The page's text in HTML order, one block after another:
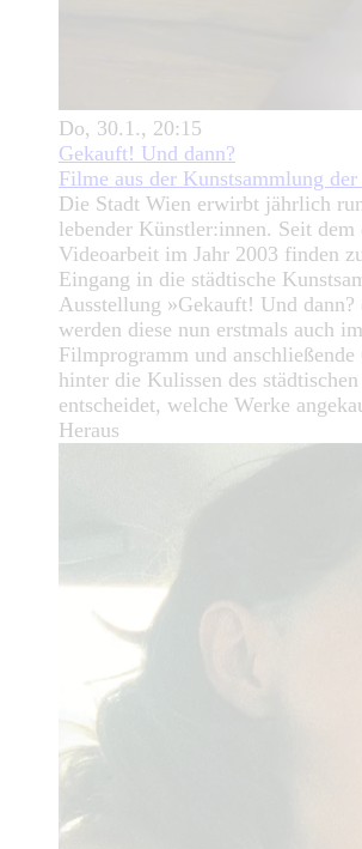
Do, 30.1., 20:15
Gekauft! Und dann?
Filme aus der Kunstsammlung
Die Stadt Wien erwirbt jährlich
lebender Künstler:innen. Seit
Videoarbeit im Jahr 2003 finden
Eingang in die städtische
Ausstellung »Gekauft! Und
werden diese nun erstmals auch
Filmprogramm und
hinter die Kulissen des
entscheidet, welche Werke
Heraus